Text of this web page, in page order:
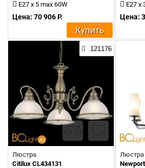
E27 x 5 max 60W
Цена: 70 906 Р.
Купить
E27 x
Цена:
121176
Люстра
Citilux CL434131
Люстра